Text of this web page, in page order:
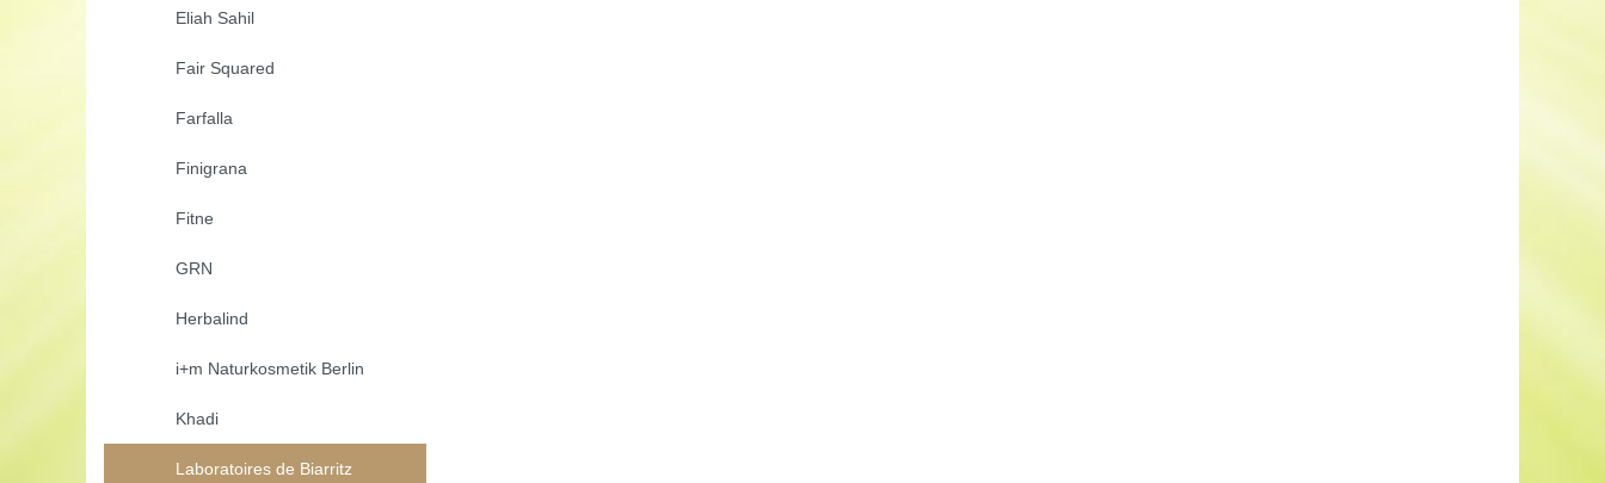
Eliah Sahil
Fair Squared
Farfalla
Finigrana
Fitne
GRN
Herbalind
i+m Naturkosmetik Berlin
Khadi
Laboratoires de Biarritz